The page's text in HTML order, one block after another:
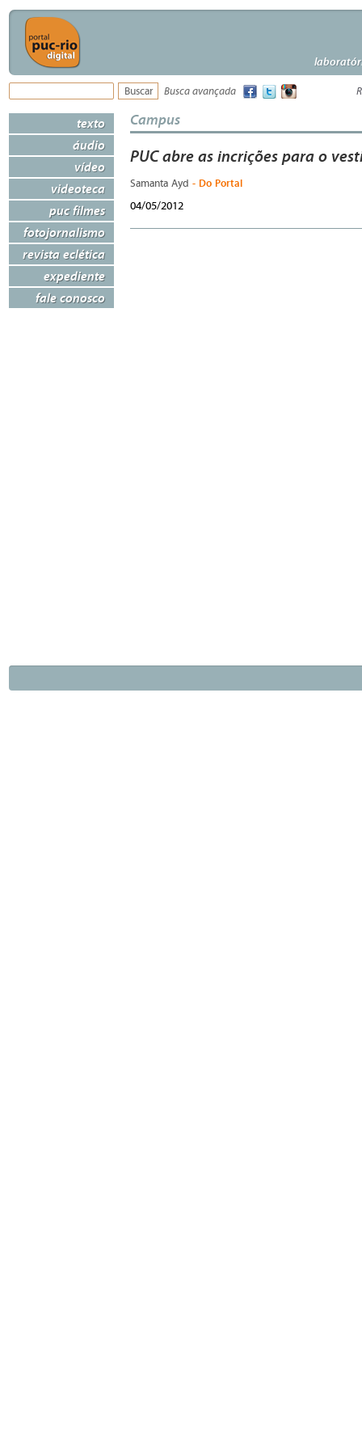
Busca avançada
texto
áudio
vídeo
videoteca
puc filmes
fotojornalismo
revista eclética
expediente
fale conosco
Campus
PUC abre as incrições para o
Samanta Ayd - Do Portal
04/05/2012